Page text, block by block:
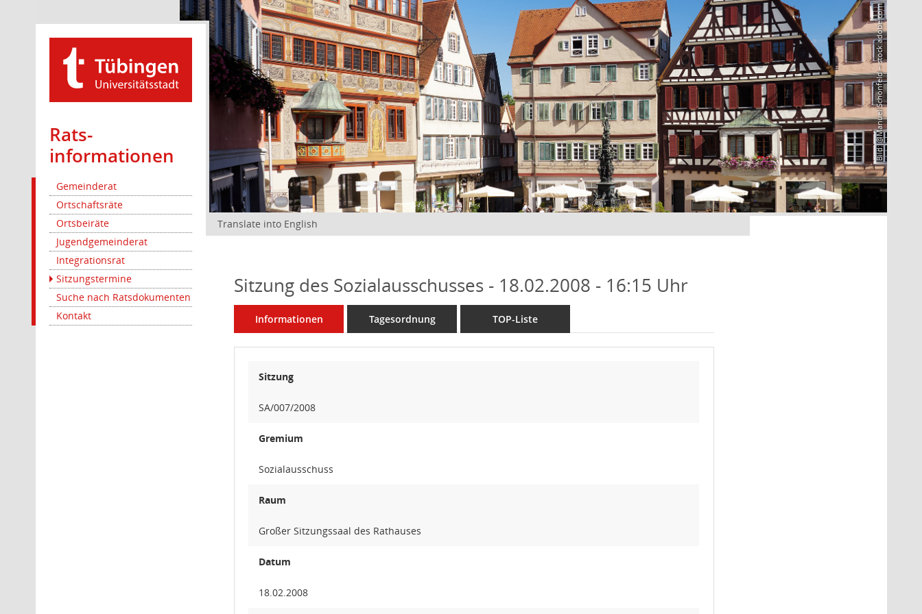
Rats­
informationen
Gemeinderat
Ortschaftsräte
Ortsbeiräte
Jugendgemeinderat
Integrationsrat
Sitzungstermine
Suche nach Ratsdokumenten
Kontakt
Bild: @Manuel Schönfeld – stock.adobe.com
Translate into English
Sitzung des Sozialausschusses - 18.02.2008 - 16:15 Uhr
Informationen Tagesordnung TOP-Liste
Sitzung
SA/007/2008
Gremium
Sozialausschuss
Raum
Großer Sitzungssaal des Rathauses
Datum
18.02.2008